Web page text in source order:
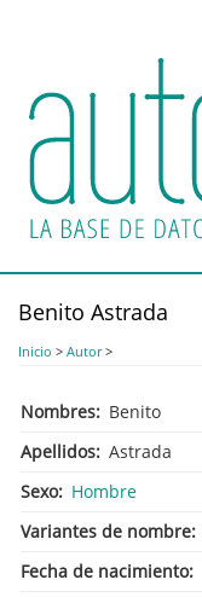
principal
Benito Astrada
Inicio > Autor>
Nombres
Benito
Apellidos Astrada
Sexo
Hombre
Variantes de nombre
Fecha de nacimiento